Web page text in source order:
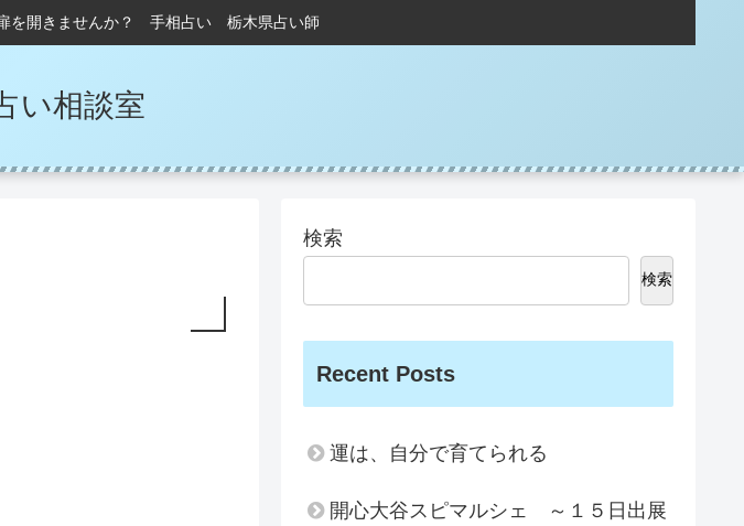
を開きませんか？ 手相占い 栃木県占い師
い相談室
検索
検索
Recent Posts
運は、自分で育てられる
開心大谷スピマルシェ ～１５日出展